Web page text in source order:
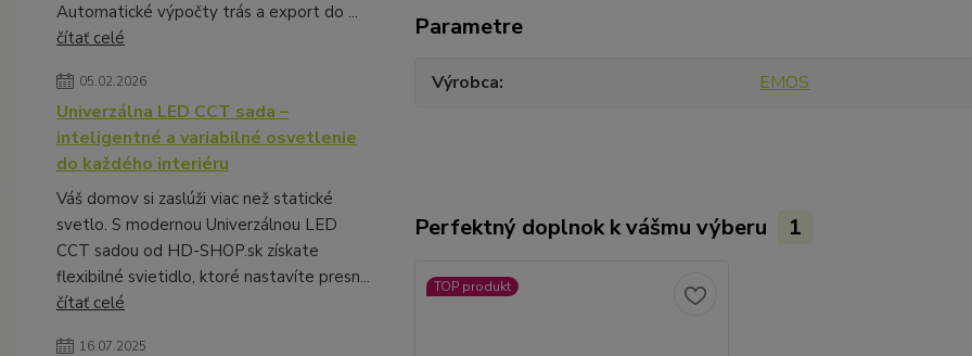
Automatické výpočty trás a export do ...
čítať celé
05.02.2026
Univerzálna LED CCT sada –
inteligentné a variabilné osvetlenie
do každého interiéru
Váš domov si zaslúži viac než statické
svetlo. S modernou Univerzálnou LED
CCT sadou od HD-SHOP.sk získate
flexibilné svietidlo, ktoré nastavíte presn...
čítať celé
16.07.2025
Parametre
Výrobca EMOS
Perfektný doplnok k vášmu výberu 1
TOP produkt